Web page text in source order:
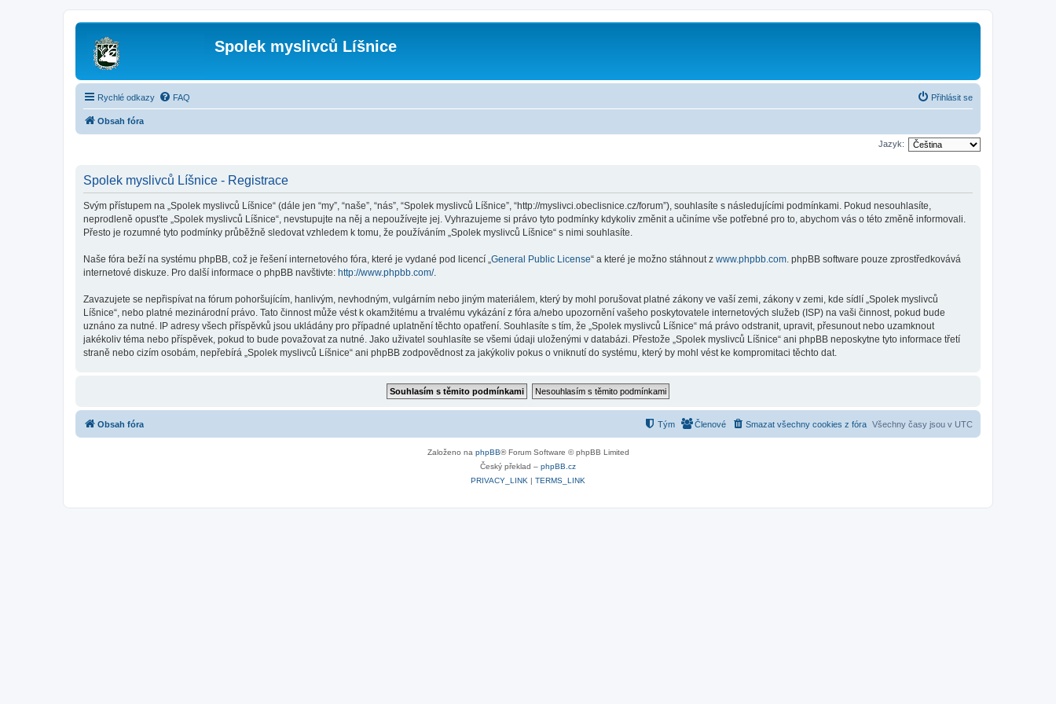
Spolek myslivců Líšnice
Rychlé odkazy FAQ Přihlásit se
Obsah fóra
Jazyk:
Spolek myslivců Líšnice - Registrace
Svým přístupem na „Spolek myslivců Líšnice“ (dále jen “my”, “naše”, “nás”, “Spolek myslivců Líšnice”, “http://myslivci.obeclisnice.cz/forum”), souhlasíte s následujícími podmínkami. Pokud nesouhlasíte,
neprodleně opusťte „Spolek myslivců Líšnice“, nevstupujte na něj a nepoužívejte jej. Vyhrazujeme si právo tyto podmínky kdykoliv změnit a učiníme vše potřebné pro to, abychom vás o této změně informovali.
Přesto je rozumné tyto podmínky průběžně sledovat vzhledem k tomu, že používáním „Spolek myslivců Líšnice“ s nimi souhlasíte.
Naše fóra beží na systému phpBB, což je řešení internetového fóra, které je vydané pod licencí „ General Public License“ a které je možno stáhnout z www.phpbb.com . phpBB software pouze zprostředkovává
internetové diskuze. Pro další informace o phpBB navštivte: http://www.phpbb.com/.
Zavazujete se nepřispívat na fórum pohoršujícím, hanlivým, nevhodným, vulgárním nebo jiným materiálem, který by mohl porušovat platné zákony ve vaší zemi, zákony v zemi, kde sídlí „Spolek myslivců
Líšnice“, nebo platné mezinárodní právo. Tato činnost může vést k okamžitému a trvalému vykázání z fóra a/nebo upozornění vašeho poskytovatele internetových služeb (ISP) na vaši činnost, pokud bude
uznáno za nutné. IP adresy všech příspěvků jsou ukládány pro případné uplatnění těchto opatření. Souhlasíte s tím, že „Spolek myslivců Líšnice“ má právo odstranit, upravit, přesunout nebo uzamknout
jakékoliv téma nebo příspěvek, pokud to bude považovat za nutné. Jako uživatel souhlasíte se všemi údaji uloženými v databázi. Přestože „Spolek myslivců Líšnice“ ani phpBB neposkytne tyto informace třetí
straně nebo cizím osobám, nepřebírá „Spolek myslivců Líšnice“ ani phpBB zodpovědnost za jakýkoliv pokus o vniknutí do systému, který by mohl vést ke kompromitaci těchto dat.
Obsah fóra Všechny časy jsou v UTC
Smazat všechny cookies z fóra
Členové
Tým
Založeno na phpBB® Forum Software © phpBB Limited
Český překlad – phpBB.cz
PRIVACY_LINK | TERMS_LINK